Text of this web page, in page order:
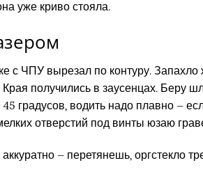
уже криво стояла.
с ЧПУ вырезал по контуру.
Края получились в заусенцах. Беру
градусов, водить надо плавно –
отверстий под винты юзаю
– перетянешь, оргстекло